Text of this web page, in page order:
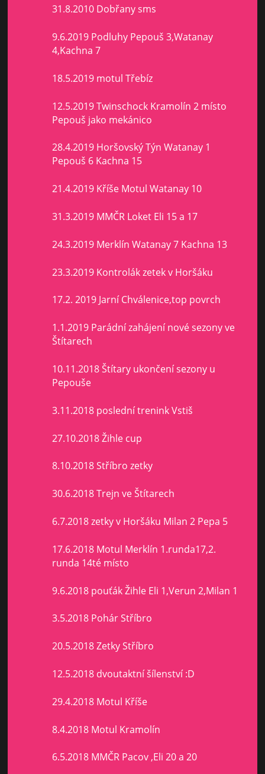
31.8.2010 Dobřany sms
9.6.2019 Podluhy Pepouš 3,Watanay
4,Kachna 7
18.5.2019 motul Třebíz
12.5.2019 Twinschock Kramolín 2 místo
Pepouš jako mekánico
28.4.2019 Horšovský Týn Watanay 1
Pepouš 6 Kachna 15
21.4.2019 Kříše Motul Watanay 10
31.3.2019 MMČR Loket Eli 15 a 17
24.3.2019 Merklín Watanay 7 Kachna 13
23.3.2019 Kontrolák zetek v Horšáku
17.2. 2019 Jarní Chválenice,top povrch
1.1.2019 Parádní zahájení nové sezony ve
Štítarech
10.11.2018 Štítary ukončení sezony u
Pepouše
3.11.2018 poslední trenink Vstiš
27.10.2018 Žihle cup
8.10.2018 Stříbro zetky
30.6.2018 Trejn ve Štítarech
6.7.2018 zetky v Horšáku Milan 2 Pepa 5
17.6.2018 Motul Merklín 1.runda17,2.
runda 14té místo
9.6.2018 pouťák Žihle Eli 1,Verun 2,Milan 1
3.5.2018 Pohár Stříbro
20.5.2018 Zetky Stříbro
12.5.2018 dvoutaktní šílenství :D
29.4.2018 Motul Kříše
8.4.2018 Motul Kramolín
6.5.2018 MMČR Pacov ,Eli 20 a 20